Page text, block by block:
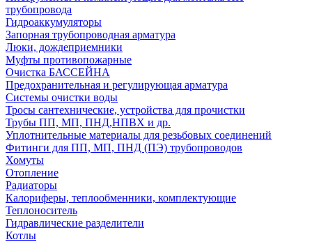
трубопровода
Гидроаккумуляторы
Запорная трубопроводная арматура
Люки, дождеприемники
Муфты противопожарные
Очистка БАССЕЙНА
Предохранительная и регулирующая арматура
Системы очистки воды
Тросы сантехнические, устройства для прочистки
Трубы ПП, МП, ПНД,НПВХ и др.
Уплотнительные материалы для резьбовых соединений
Фитинги для ПП, МП, ПНД (ПЭ) трубопроводов
Хомуты
Отопление
Радиаторы
Калориферы, теплообменники, комплектующие
Теплоноситель
Гидравлические разделители
Котлы